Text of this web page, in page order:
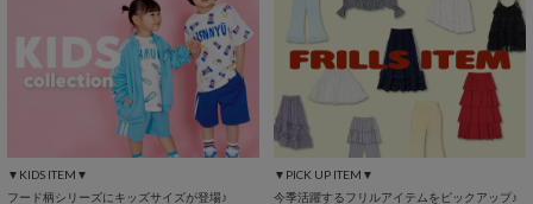
▼KIDS ITEM▼
フード柄シリーズにキッズサイズが登場♪
▼PICK UP ITEM▼
今季活躍するフリルアイテムをピックアップ♪